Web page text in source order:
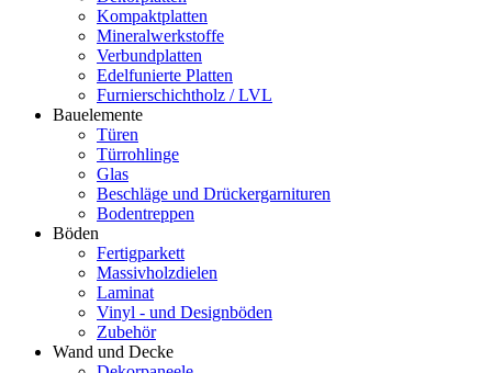
Kompaktplatten
Mineralwerkstoffe
Verbundplatten
Edelfunierte Platten
Furnierschichtholz / LVL
Bauelemente
Türen
Türrohlinge
Glas
Beschläge und Drückergarnituren
Bodentreppen
Böden
Fertigparkett
Massivholzdielen
Laminat
Vinyl - und Designböden
Zubehör
Wand und Decke